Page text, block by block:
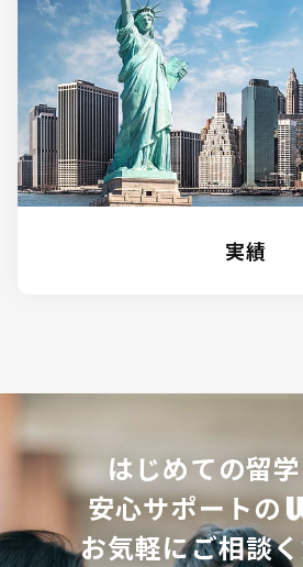
実績
はじめての留学
安心サポートの
お気軽にご相談く